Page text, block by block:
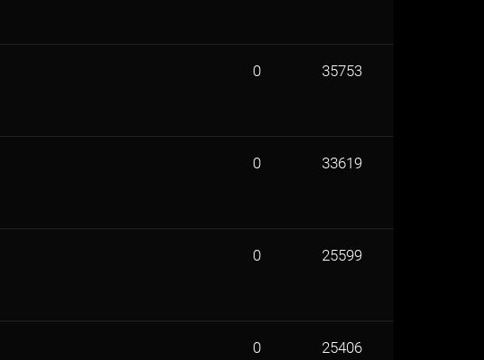
0 35753
0 33619
0 25599
0 25406